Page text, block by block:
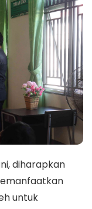
diharapkan
untuk